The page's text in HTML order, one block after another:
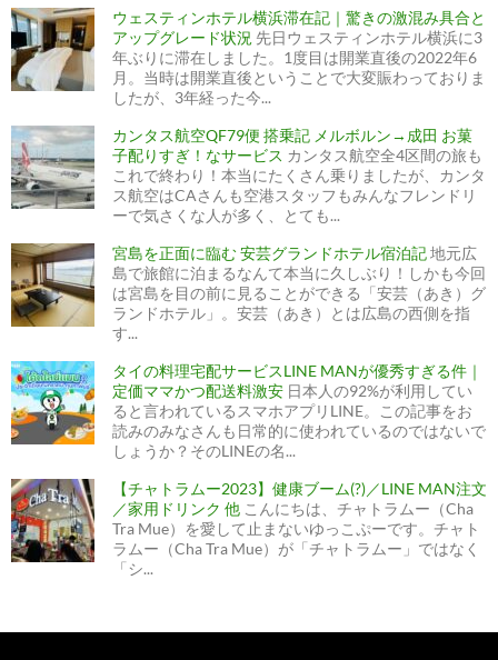
ウェスティンホテル横浜滞在記｜驚きの激混み具合と
アップグレード状況 先日ウェスティンホテル横浜に3
年ぶりに滞在しました。1度目は開業直後の2022年6
月。当時は開業直後ということで大変賑わっておりま
したが、3年経った今...
カンタス航空QF79便 搭乗記 メルボルン→成田 お菓
子配りすぎ！なサービス カンタス航空全4区間の旅も
これで終わり！本当にたくさん乗りましたが、カンタ
ス航空はCAさんも空港スタッフもみんなフレンドリ
ーで気さくな人が多く、とても...
宮島を正面に臨む 安芸グランドホテル宿泊記地元広
島で旅館に泊まるなんて本当に久しぶり！しかも今回
は宮島を目の前に見ることができる「安芸（あき）グ
ランドホテル」。安芸（あき）とは広島の西側を指
す...
タイの料理宅配サービスLINE MANが優秀すぎる件｜
定価ママかつ配送料激安 日本人の92%が利用してい
ると言われているスマホアプリLINE。この記事をお
読みのみなさんも日常的に使われているのではないで
しょうか？そのLINEの名...
【チャトラムー2023】健康ブーム(?)／LINE MAN注文
／家用ドリンク 他 こんにちは、チャトラムー（Cha
Tra Mue）を愛して止まないゆっこぷーです。チャト
ラムー（Cha Tra Mue）が「チャトラムー」ではなく
「シ...